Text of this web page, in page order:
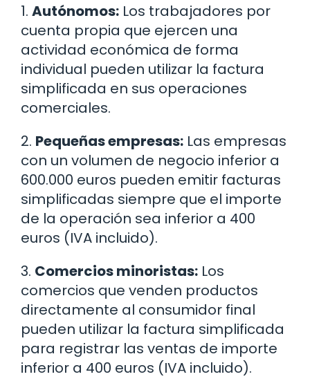
1. Autónomos: Los trabajadores por
cuenta propia que ejercen una
actividad económica de forma
individual pueden utilizar la factura
simplificada en sus operaciones
comerciales.
2. Pequeñas empresas: Las empresas
con un volumen de negocio inferior a
600.000 euros pueden emitir facturas
simplificadas siempre que el importe
de la operación sea inferior a 400
euros (IVA incluido).
3. Comercios minoristas: Los
comercios que venden productos
directamente al consumidor final
pueden utilizar la factura simplificada
para registrar las ventas de importe
inferior a 400 euros (IVA incluido).